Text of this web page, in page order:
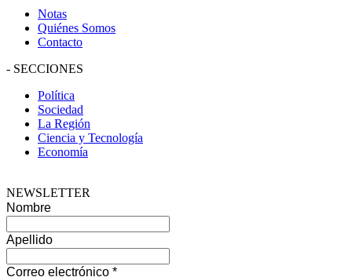
Notas
Quiénes Somos
Contacto
- SECCIONES
Política
Sociedad
La Región
Ciencia y Tecnología
Economía
NEWSLETTER
Nombre
Apellido
Correo electrónico *